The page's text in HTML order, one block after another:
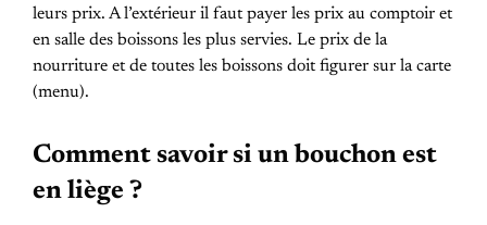
leurs prix. A l’extérieur il faut payer les prix au comptoir et
en salle des boissons les plus servies. Le prix de la
nourriture et de toutes les boissons doit figurer sur la carte
(menu).
Comment savoir si un bouchon est
en liège ?